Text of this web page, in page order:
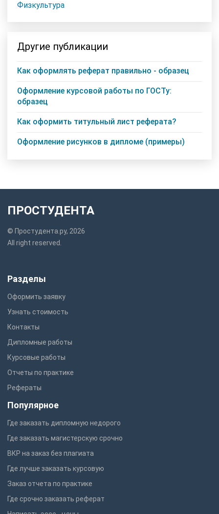
Физкультура
Другие публикации
Как оформлять реферат правильно - образец
Оформление курсовой работы по ГОСТу:
образец
Как оформить титульный лист реферата?
Оформление рисунков в дипломе (примеры)
ПРОСТУДЕНТА
© Простудента.ру, 2026
All right reserved.
Разделы
Оформить заявку
Узнать стоимость
Контакты
Дипломные работы
Курсовые работы
Отчеты по практике
Рефераты
Популярное
Где заказать дипломную недорого
Где заказать магистерскую срочно
ВКР на заказ без плагиата
Где лучше заказать курсовую
Заказ отчета по практике
Где срочно заказать реферат